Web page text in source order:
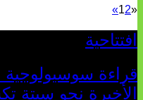
«
12
»
افتتاحية
قراءة سوسيولوجية
الأخيرة نحو